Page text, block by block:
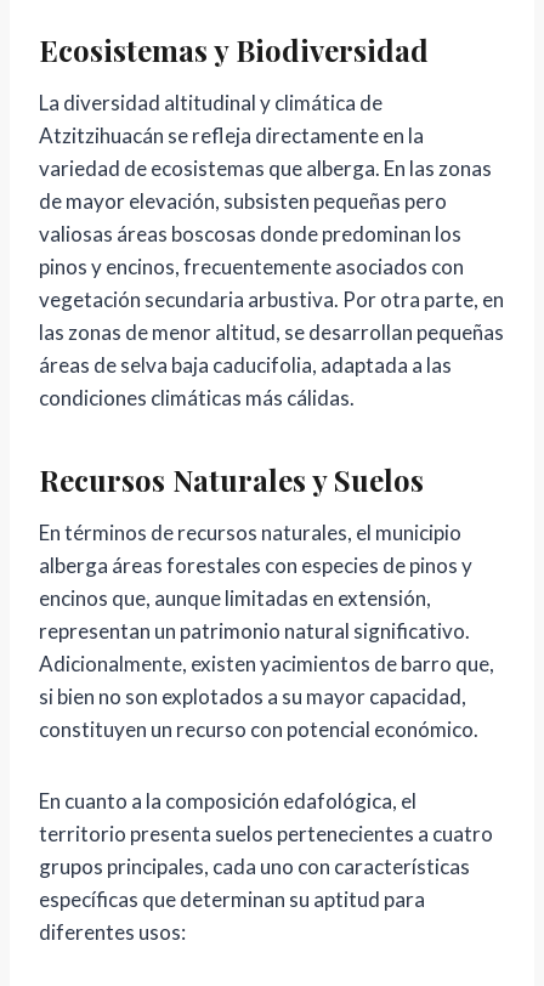
Ecosistemas y Biodiversidad
La diversidad altitudinal y climática de
Atzitzihuacán se refleja directamente en la
variedad de ecosistemas que alberga. En las zonas
de mayor elevación, subsisten pequeñas pero
valiosas áreas boscosas donde predominan los
pinos y encinos, frecuentemente asociados con
vegetación secundaria arbustiva. Por otra parte, en
las zonas de menor altitud, se desarrollan pequeñas
áreas de selva baja caducifolia, adaptada a las
condiciones climáticas más cálidas.
Recursos Naturales y Suelos
En términos de recursos naturales, el municipio
alberga áreas forestales con especies de pinos y
encinos que, aunque limitadas en extensión,
representan un patrimonio natural significativo.
Adicionalmente, existen yacimientos de barro que,
si bien no son explotados a su mayor capacidad,
constituyen un recurso con potencial económico.
En cuanto a la composición edafológica, el
territorio presenta suelos pertenecientes a cuatro
grupos principales, cada uno con características
específicas que determinan su aptitud para
diferentes usos: